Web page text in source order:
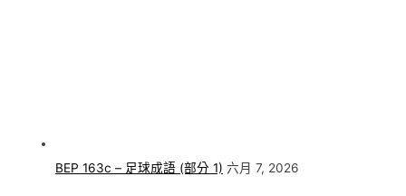
BEP 163c – 足球成語 (部分 1) 六月 7, 2026